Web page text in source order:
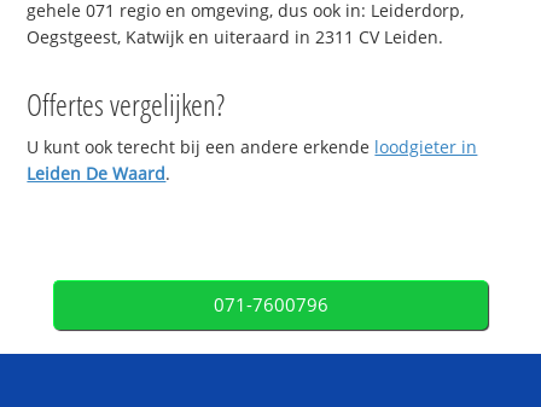
gehele 071 regio en omgeving, dus ook in: Leiderdorp,
Oegstgeest, Katwijk en uiteraard in 2311 CV Leiden.
Offertes vergelijken?
U kunt ook terecht bij een andere erkende loodgieter in
Leiden De Waard.
071-7600796